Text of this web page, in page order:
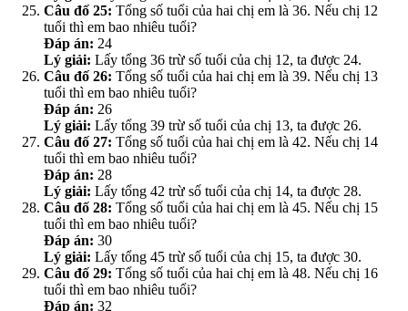
Câu đố 25: Tổng số tuổi của hai chị em là 36. Nếu chị 12
tuổi thì em bao nhiêu tuổi?
Đáp án: 24
Lý giải: Lấy tổng 36 trừ số tuổi của chị 12, ta được 24.
Câu đố 26: Tổng số tuổi của hai chị em là 39. Nếu chị 13
tuổi thì em bao nhiêu tuổi?
Đáp án: 26
Lý giải: Lấy tổng 39 trừ số tuổi của chị 13, ta được 26.
Câu đố 27: Tổng số tuổi của hai chị em là 42. Nếu chị 14
tuổi thì em bao nhiêu tuổi?
Đáp án: 28
Lý giải: Lấy tổng 42 trừ số tuổi của chị 14, ta được 28.
Câu đố 28: Tổng số tuổi của hai chị em là 45. Nếu chị 15
tuổi thì em bao nhiêu tuổi?
Đáp án: 30
Lý giải: Lấy tổng 45 trừ số tuổi của chị 15, ta được 30.
Câu đố 29: Tổng số tuổi của hai chị em là 48. Nếu chị 16
tuổi thì em bao nhiêu tuổi?
Đáp án: 32